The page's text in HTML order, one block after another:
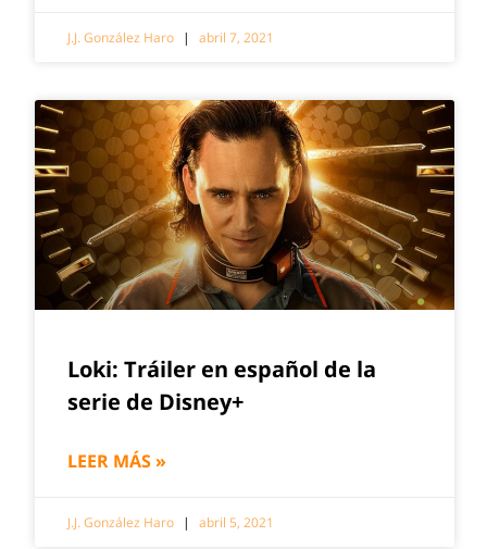
J.J. González Haro abril 7, 2021
Loki: Tráiler en español de la
serie de Disney+
LEER MÁS »
J.J. González Haro abril 5, 2021